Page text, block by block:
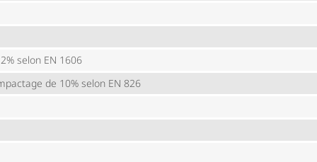
selon EN 1606
de 10% selon EN 826